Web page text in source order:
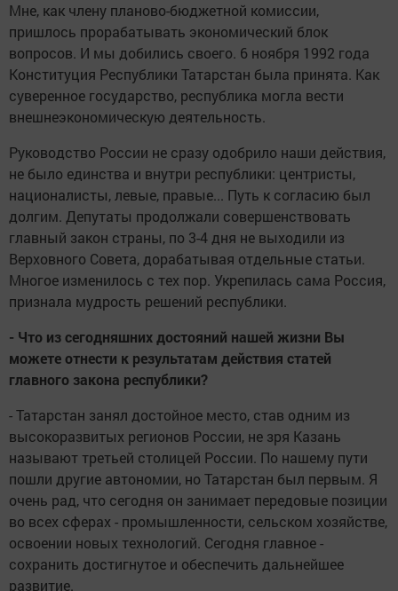
Мне, как члену планово-бюджетной комиссии,
пришлось прорабатывать экономический блок
вопросов. И мы добились своего. 6 ноября 1992 года
Конституция Республики Татарстан была принята. Как
суверенное государство, республика могла вести
внешне­экономическую деятельность.
Руководство России не сразу одобрило наши действия,
не было единства и внутри республики: центристы,
националисты, левые, правые... Путь к согласию был
долгим. Депутаты продолжали совершенствовать
главный закон страны, по 3-4 дня не выходили из
Верховного Совета, дорабатывая отдельные статьи.
Многое изменилось с тех пор. Укрепилась сама Россия,
признала муд­рость решений респуб­лики.
- Что из сегодняшних достояний нашей жизни Вы
можете отнести к результатам действия статей
главного закона респуб­лики?
- Татарстан занял достойное место, став одним из
высокоразвитых регионов России, не зря Казань
называют третьей столицей России. По нашему пути
пошли другие автономии, но Татарстан был первым. Я
очень рад, что сегодня он занимает передовые позиции
во всех сферах - промышленности, сельском хозяйстве,
освоении новых технологий. Сегодня главное -
сохранить достигнутое и обеспечить дальнейшее
развитие.